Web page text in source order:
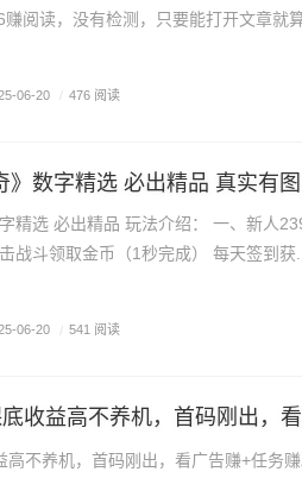
阅读，没有检测，只要能打开文章就算
06-20 / 476 阅读
》数字精选 必出精品 真实有图
精选 必出精品 玩法介绍： 一、新人
战斗领取金币（1秒完成） 每天签到获
06-20 / 541 阅读
收益高不养机，首码刚出，​
高不养机，首码刚出，​看广告赚+任务